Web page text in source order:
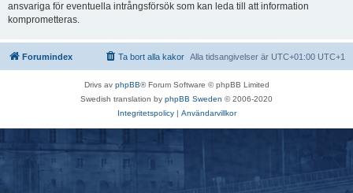
ansvariga för eventuella intrångsförsök som kan leda till att information
komprometteras.
Forumindex Alla tidsangivelser är UTC+01:00 UTC+1
Ta bort alla kakor
Drivs av phpBB® Forum Software © phpBB Limited
Swedish translation by phpBB Sweden © 2006-2020
Integritetspolicy| Användarvillkor